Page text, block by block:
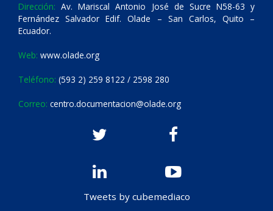
Dirección: Av. Mariscal Antonio José de Sucre N58-63 y
Fernández Salvador Edif. Olade – San Carlos, Quito –
Ecuador.
Web: www.olade.org
Teléfono: (593 2) 259 8122 / 2598 280
Correo: centro.documentacion@olade.org
Tweets by cubemediaco